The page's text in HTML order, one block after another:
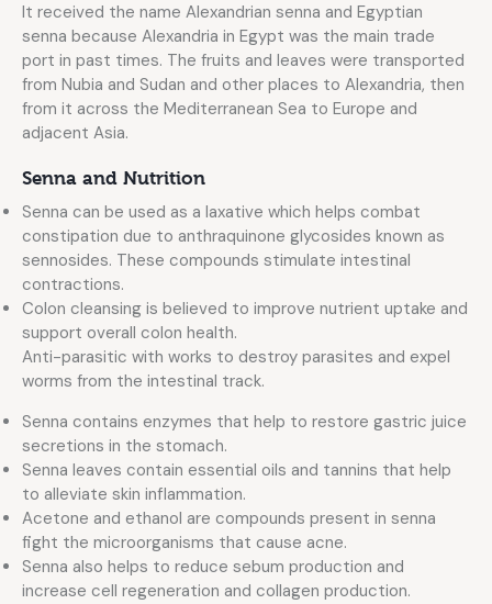
It received the name Alexandrian senna and Egyptian
senna because Alexandria in Egypt was the main trade
port in past times. The fruits and leaves were transported
from Nubia and Sudan and other places to Alexandria, then
from it across the Mediterranean Sea to Europe and
adjacent Asia.
Senna and Nutrition
Senna can be used as a laxative which helps combat
constipation due to anthraquinone glycosides known as
sennosides. These compounds stimulate intestinal
contractions.
Colon cleansing is believed to improve nutrient uptake and
support overall colon health.
Anti-parasitic with works to destroy parasites and expel
worms from the intestinal track.
Senna contains enzymes that help to restore gastric juice
secretions in the stomach.
Senna leaves contain essential oils and tannins that help
to alleviate skin inflammation.
Acetone and ethanol are compounds present in senna
fight the microorganisms that cause acne.
Senna also helps to reduce sebum production and
increase cell regeneration and collagen production.